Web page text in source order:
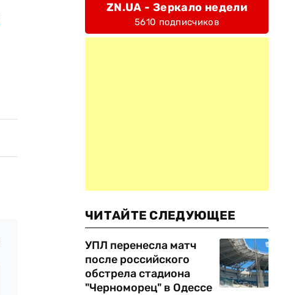
ZN.UA - Зеркало недели
5610 подписчиков
ЧИТАЙТЕ СЛЕДУЮЩЕЕ
УПЛ перенесла матч
после российского
обстрела стадиона
"Черноморец" в Одессе